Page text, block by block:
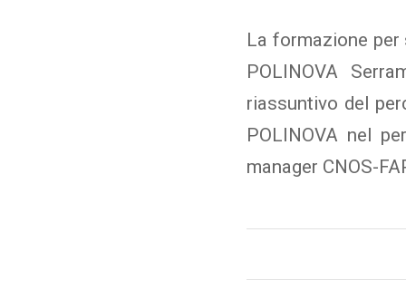
La formazione per
POLINOVA
riassuntivo del
POLINOVA nel
manager CNOS-